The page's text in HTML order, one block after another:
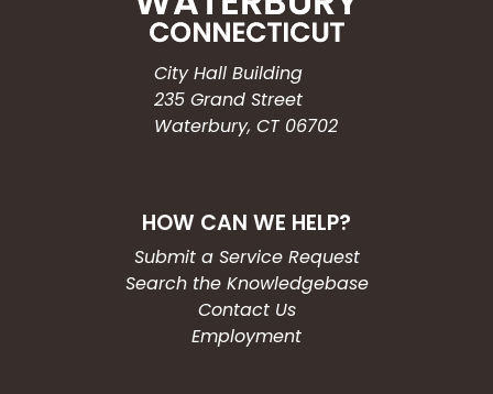
City Hall Building
235 Grand Street
Waterbury, CT 06702
HOW CAN WE HELP?
Submit a Service Request
Search the Knowledgebase
Contact Us
Employment